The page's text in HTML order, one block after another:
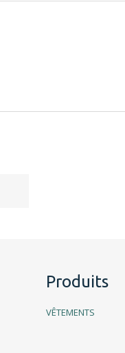
Produits
VÊTEMENTS